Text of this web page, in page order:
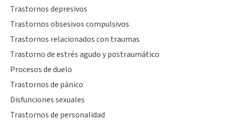
Trastornos depresivos
Trastornos obsesivos compulsivos
Trastornos relacionados con traumas
Trastorno de estrés agudo y postraumático
Procesos de duelo
Trastornos de pánico
Disfunciones sexuales
Trastornos de personalidad